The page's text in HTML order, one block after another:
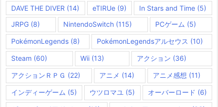
DAVE THE DIVER (14) eTIRUe(9) In Stars and Time (5)
JRPG (8) NintendoSwitch (115) PCゲーム (5)
PokémonLegends (8) PokémonLegendsアルセウス (10)
Steam (60) Wii(13) アクション (36)
アクションＲＰＧ (22) アニメ (14) アニメ感想 (11)
インディーゲーム (5) ウツロマユ (5) オーバーロード (6)